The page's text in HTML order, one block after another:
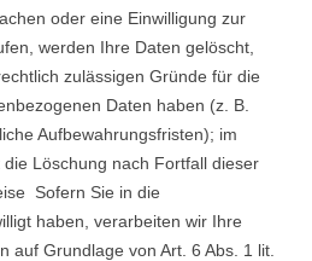
oder eine Einwilligung zur
werden Ihre Daten gelöscht,
zulässigen Gründe für die
Daten haben (z. B.
Aufbewahrungsfristen); im
Löschung nach Fortfall dieser
Sofern Sie in die
haben, verarbeiten wir Ihre
auf Grundlage von Art. 6 Abs. 1 lit.